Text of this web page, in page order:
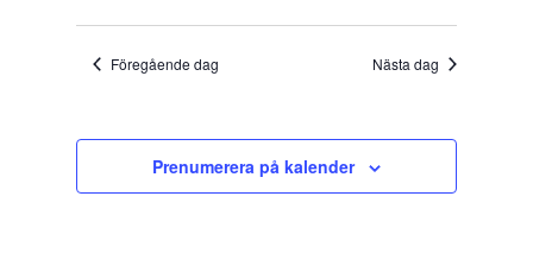
Föregående dag Nästa dag
Prenumerera på kalender